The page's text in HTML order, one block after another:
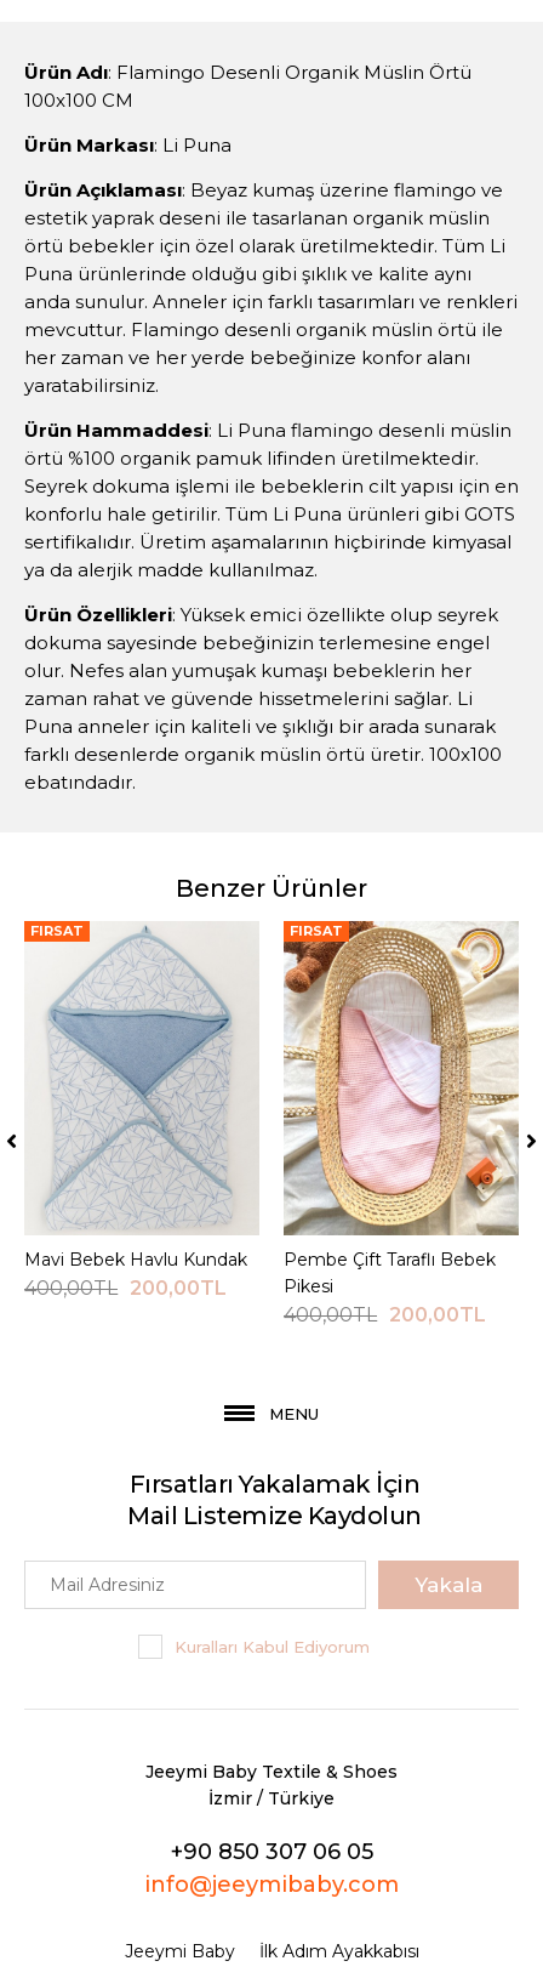
Ürün Adı: Flamingo Desenli Organik Müslin Örtü
100x100 CM
Ürün Markası: Li Puna
Ürün Açıklaması: Beyaz kumaş üzerine flamingo ve
estetik yaprak deseni ile tasarlanan organik müslin
örtü bebekler için özel olarak üretilmektedir. Tüm Li
Puna ürünlerinde olduğu gibi şıklık ve kalite aynı
anda sunulur. Anneler için farklı tasarımları ve renkleri
mevcuttur. Flamingo desenli organik müslin örtü ile
her zaman ve her yerde bebeğinize konfor alanı
yaratabilirsiniz.
Ürün Hammaddesi: Li Puna flamingo desenli müslin
örtü %100 organik pamuk lifinden üretilmektedir.
Seyrek dokuma işlemi ile bebeklerin cilt yapısı için en
konforlu hale getirilir. Tüm Li Puna ürünleri gibi GOTS
sertifikalıdır. Üretim aşamalarının hiçbirinde kimyasal
ya da alerjik madde kullanılmaz.
Ürün Özellikleri: Yüksek emici özellikte olup seyrek
dokuma sayesinde bebeğinizin terlemesine engel
olur. Nefes alan yumuşak kumaşı bebeklerin her
zaman rahat ve güvende hissetmelerini sağlar. Li
Puna anneler için kaliteli ve şıklığı bir arada sunarak
farklı desenlerde organik müslin örtü üretir. 100x100
ebatındadır.
Benzer Ürünler
FIRSAT
Sepete Ekle
Mavi Bebek Havlu Kundak
400,00TL 200,00TL
FIRSAT
Sepete Ekle
Pembe Çift Taraflı Bebek
Pikesi
400,00TL 200,00TL
MENU
Fırsatları Yakalamak İçin
Mail Listemize Kaydolun
Yakala
Kuralları Kabul Ediyorum
Jeeymi Baby Textile & Shoes
İzmir / Türkiye
+90 850 307 06 05
info@jeeymibaby.com
Jeeymi Baby İlk Adım Ayakkabısı